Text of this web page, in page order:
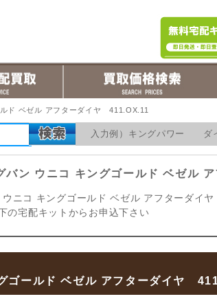
ベゼル アフターダイヤ 411.OX.11
入力例）キングパワー ダ
ン ウニコ キングゴールド ベゼル
ニコ キングゴールド ベゼル アフターダイ
の宅配キットからお申込下さい
ールド ベゼル アフターダイヤ